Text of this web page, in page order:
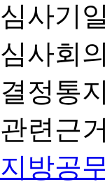
심사기
심사회
결정통지
관련근거
지방공